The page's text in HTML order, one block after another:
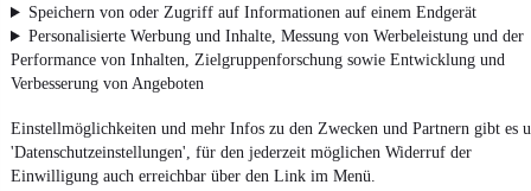
Speichern von oder Zugriff auf Informationen auf einem Endgerät
Personalisierte Werbung und Inhalte, Messung von Werbeleistung und der
Performance von Inhalten, Zielgruppenforschung sowie Entwicklung und
Verbesserung von Angeboten
Einstellmöglichkeiten und mehr Infos zu den Zwecken und Partnern gibt es
'Datenschutzeinstellungen', für den jederzeit möglichen Widerruf der
Einwilligung auch erreichbar über den Link im Menü.
1/2
1
2
¹MwSt. ausweisbar